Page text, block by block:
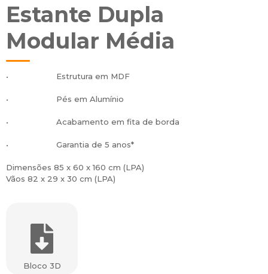
Estante Dupla
Modular Média
• Estrutura em MDF
• Pés em Alumínio
• Acabamento em fita de borda
• Garantia de 5 anos*
Dimensões 85 x 60 x 160 cm (LPA)
Vãos 82 x 29 x 30 cm (LPA)
Bloco 3D